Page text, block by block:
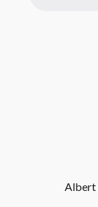
Albert